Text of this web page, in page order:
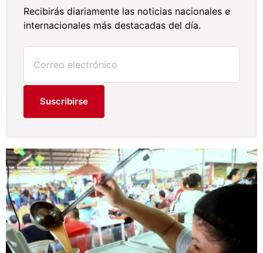
Recibirás diariamente las noticias nacionales e
internacionales más destacadas del día.
Suscribirse